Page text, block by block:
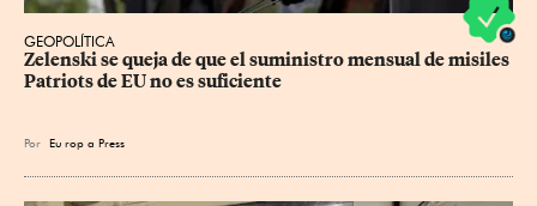
GEOPOLÍTICA
Zelenski se queja de que el suministro mensual de misiles
Patriots de EU no es suficiente
Por Eu rop a Press